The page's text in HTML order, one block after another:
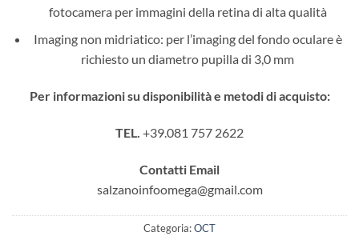
fotocamera per immagini della retina di alta qualità
Imaging non midriatico: per l’imaging del fondo oculare è
richiesto un diametro pupilla di 3,0 mm
Per informazioni su disponibilità e metodi di acquisto:
TEL. +39.081 757 2622
Contatti Email
salzanoinfoomega@gmail.com
Categoria:OCT